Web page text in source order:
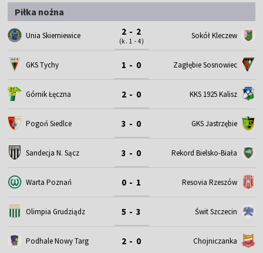
Piłka nożna
Unia Skierniewice 2 - 2
(k. 1 - 4)
Sokół Kleczew
GKS Tychy 1 - 0 Zagłębie Sosnowiec
Górnik Łęczna 2 - 0 KKS 1925 Kalisz
Pogoń Siedlce 3 - 0 GKS Jastrzębie
Sandecja N. Sącz 3 - 0 Rekord Bielsko-Biała
Warta Poznań 0 - 1 Resovia Rzeszów
Olimpia Grudziądz 5 - 3 Świt Szczecin
Podhale Nowy Targ 2 - 0 Chojniczanka